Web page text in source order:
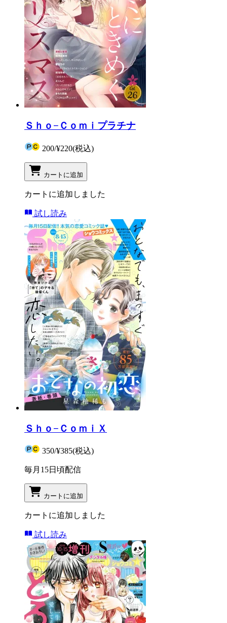
Ｓｈｏ−Ｃｏｍｉプラチナ
200/¥220(税込)
カートに追加
カートに追加しました
試し読み
Ｓｈｏ−ＣｏｍｉＸ
350/¥385(税込)
毎月15日頃配信
カートに追加
カートに追加しました
試し読み